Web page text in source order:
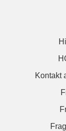
Kontakt